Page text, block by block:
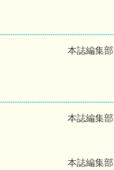
本誌編集部
本誌編集部
本誌編集部